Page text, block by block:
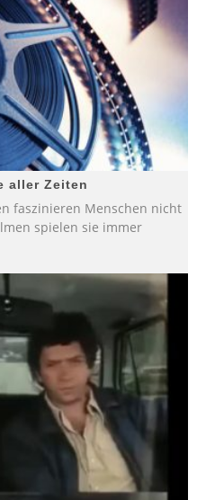
aller Zeiten
faszinieren Menschen nicht
spielen sie immer